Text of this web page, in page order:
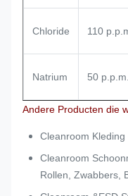
Chloride 110
Natrium 50 p.p.m.
Andere Producten die
Cleanroom
Cleanroom
Rollen, Zwabbers,